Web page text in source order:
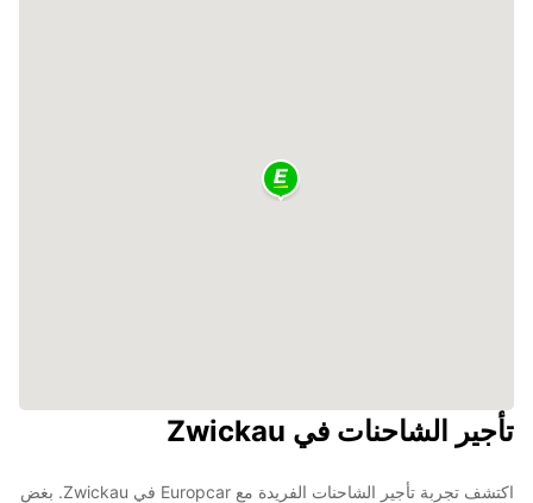
تأجير الشاحنات في Zwickau
اكتشف تجربة تأجير الشاحنات الفريدة مع Europcar في Zwickau. بغض